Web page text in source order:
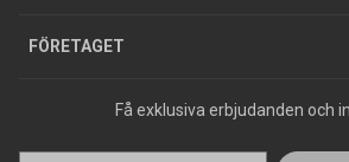
FÖRETAGET
Press
Få exklusiva erbjudanden och